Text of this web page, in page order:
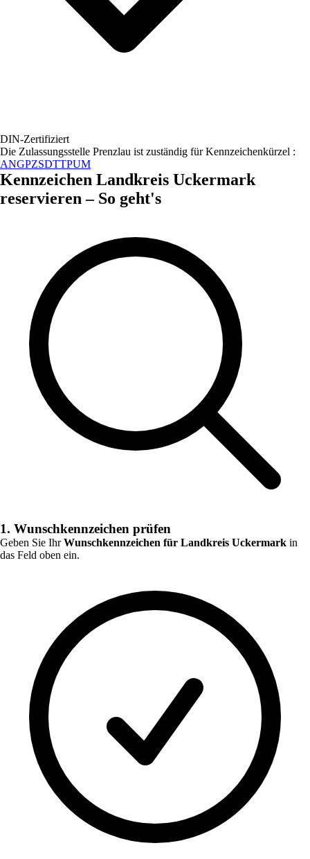
DIN-Zertifiziert
Die Zulassungsstelle Prenzlau ist zuständig für Kennzeichenkürzel :
ANGPZSDTTPUM
Kennzeichen Landkreis Uckermark
reservieren – So geht's
1. Wunschkennzeichen prüfen
Geben Sie IhrWunschkennzeichen für Landkreis Uckermark in
das Feld oben ein.